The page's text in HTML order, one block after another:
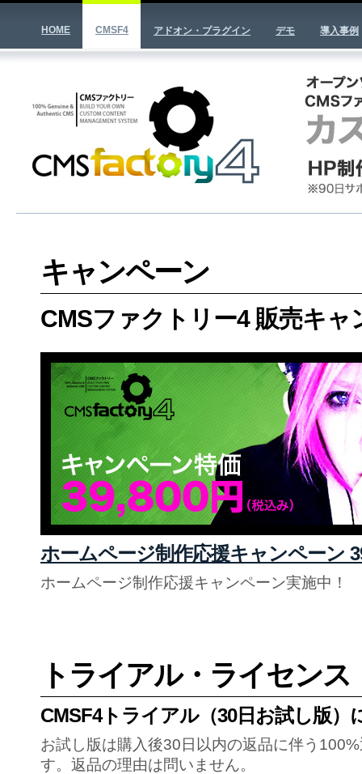
HOME CMSF4 アドオン・プラグイン デモ 導入事例
キャンペーン
CMSファクトリー4 販売キャ
ホームページ制作応援キャンペーン
ホームページ制作応援キャンペーン実施中！
トライアル・ライセンス
CMSF4トライアル（30日お試し版）
お試し版は購入後30日以内の返品に伴う
す。返品の理由は問いません。